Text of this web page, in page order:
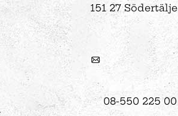
151 27 Södertälje
08-550 225 00